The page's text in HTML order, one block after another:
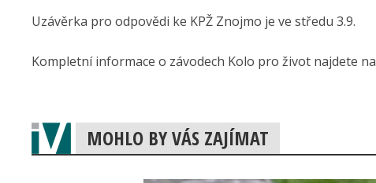
Uzávěrka pro odpovědi ke KPŽ Znojmo je ve středu 3.9.
Kompletní informace o závodech Kolo pro život najdete na
MOHLO BY VÁS ZAJÍMAT